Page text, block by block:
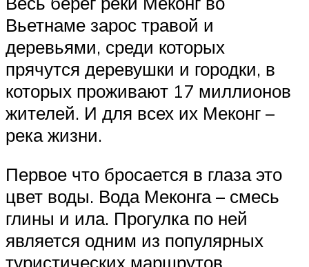
Вьетнаме зарос травой и
деревьями, среди которых
прячутся деревушки и городки, в
которых проживают 17 миллионов
жителей. И для всех их Меконг –
река жизни.
Первое что бросается в глаза это
цвет воды. Вода Меконга – смесь
глины и ила. Прогулка по ней
является одним из популярных
туристических маршрутов.